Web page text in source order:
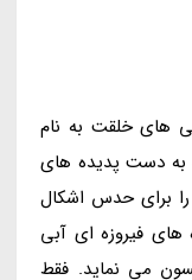
های خلقت به نام
به دست پدیده های
برای حدس اشکال
فیروزه ای آبی
می نماید. فقط